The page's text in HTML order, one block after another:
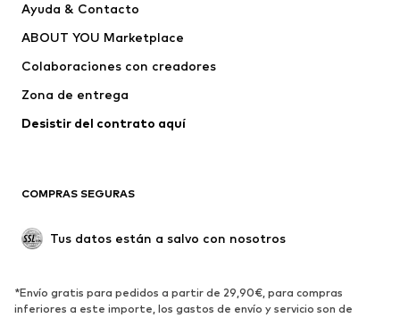
Vestidos
Camisetas y tops
Chaquetas
Jerséis y punto
Ropa interior
Abrigos
Tallas grandes
Reciclado
ZAPATOS
Ayuda & Contacto
ABOUT YOU Marketplace
Colaboraciones con creadores
Zona de entrega
Desistir del contrato aquí
COMPRAS SEGURAS
Tus datos están a salvo con nosotros
*Envío gratis para pedidos a partir de 29,90€, para compras
inferiores a este importe, los gastos de envío y servicio son de